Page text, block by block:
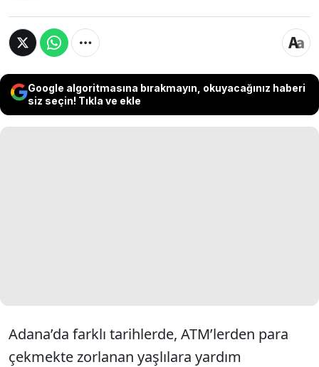
Google algoritmasına bırakmayın, okuyacağınız haberi
siz seçin! Tıkla ve ekle
Adana’da farklı tarihlerde, ATM’lerden para
çekmekte zorlanan yaşlılara yardım